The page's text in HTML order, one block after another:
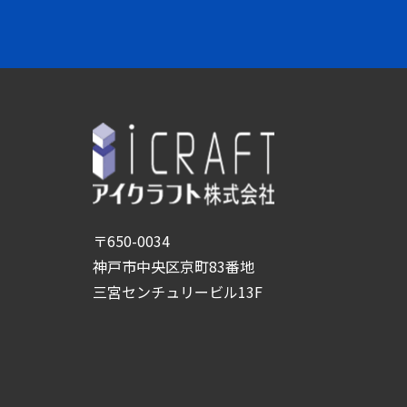
〒650-0034
神戸市中央区京町83番地
三宮センチュリービル13F